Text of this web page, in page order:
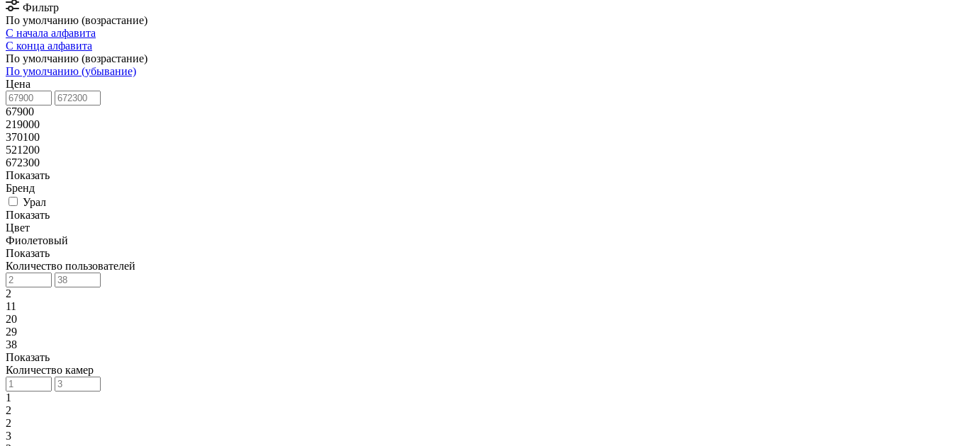
Фильтр
По умолчанию (возрастание)
С начала алфавита
С конца алфавита
По умолчанию (возрастание)
По умолчанию (убывание)
Цена
67900
219000
370100
521200
672300
Показать
Бренд
Урал
Показать
Цвет
Фиолетовый
Показать
Количество пользователей
2
11
20
29
38
Показать
Количество камер
1
2
2
3